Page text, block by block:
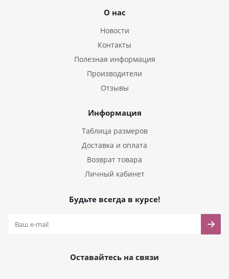
О нас
Новости
Контакты
Полезная информация
Производители
Отзывы
Информация
Таблица размеров
Доставка и оплата
Возврат товара
Личный кабинет
Будьте всегда в курсе!
Оставайтесь на связи